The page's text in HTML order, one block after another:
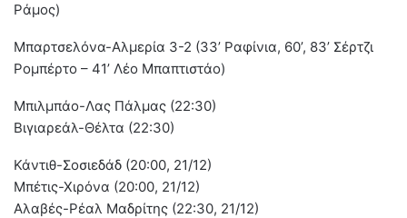
Ράμος)
Mπαρτσελόνα-Αλμερία 3-2 (33’ Ραφίνια, 60’, 83’ Σέρτζι
Ρομπέρτο – 41’ Λέο Μπαπτιστάο)
Μπιλμπάο-Λας Πάλμας (22:30)
Bιγιαρεάλ-Θέλτα (22:30)
Κάντιθ-Σοσιεδάδ (20:00, 21/12)
Μπέτις-Χιρόνα (20:00, 21/12)
Αλαβές-Ρέαλ Μαδρίτης (22:30, 21/12)